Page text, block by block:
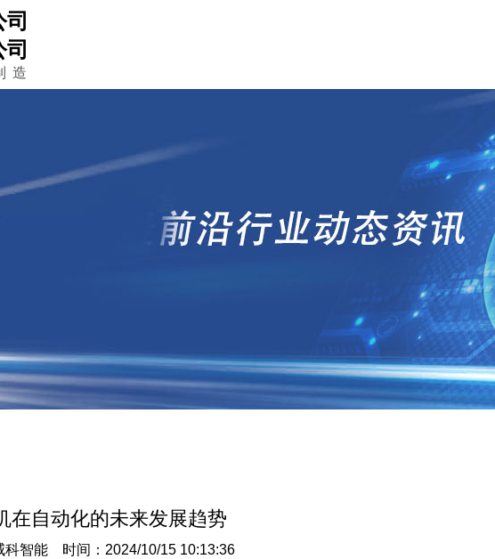
造
在自动化的未来发展趋势
科智能 时间：2024/10/15 10:13:36